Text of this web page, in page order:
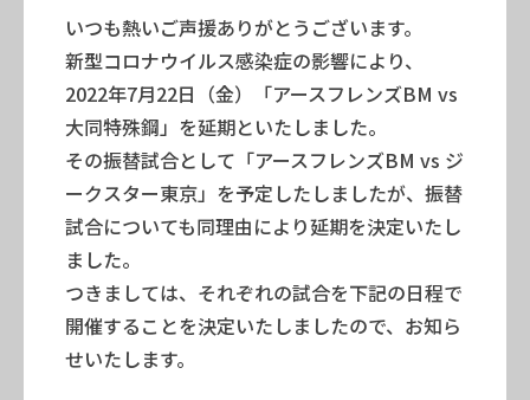
いつも熱いご声援ありがとうございます。
新型コロナウイルス感染症の影響により、
2022年7月22日（金）「アースフレンズBM vs
大同特殊鋼」を延期といたしました。
その振替試合として「アースフレンズBM vs ジ
ークスター東京」を予定したしましたが、振替
試合についても同理由により延期を決定いたし
ました。
つきましては、それぞれの試合を下記の日程で
開催することを決定いたしましたので、お知ら
せいたします。